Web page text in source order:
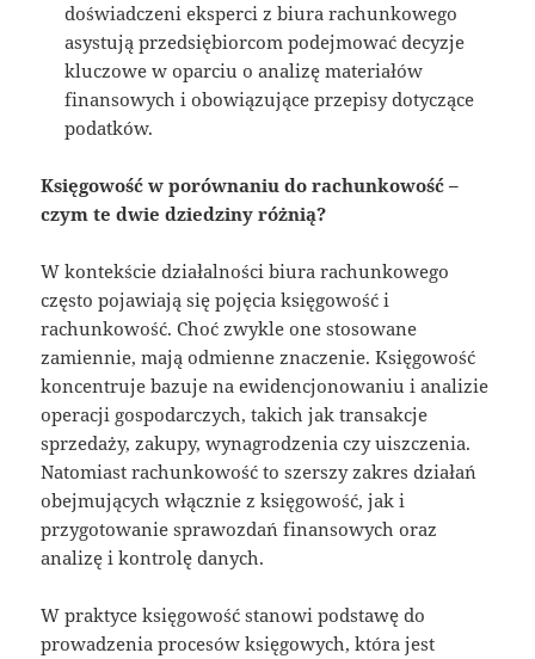
doświadczeni eksperci z biura rachunkowego
asystują przedsiębiorcom podejmować decyzje
kluczowe w oparciu o analizę materiałów
finansowych i obowiązujące przepisy dotyczące
podatków.
Księgowość w porównaniu do rachunkowość –
czym te dwie dziedziny różnią?
W kontekście działalności biura rachunkowego
często pojawiają się pojęcia księgowość i
rachunkowość. Choć zwykle one stosowane
zamiennie, mają odmienne znaczenie. Księgowość
koncentruje bazuje na ewidencjonowaniu i analizie
operacji gospodarczych, takich jak transakcje
sprzedaży, zakupy, wynagrodzenia czy uiszczenia.
Natomiast rachunkowość to szerszy zakres działań
obejmujących włącznie z księgowość, jak i
przygotowanie sprawozdań finansowych oraz
analizę i kontrolę danych.
W praktyce księgowość stanowi podstawę do
prowadzenia procesów księgowych, która jest